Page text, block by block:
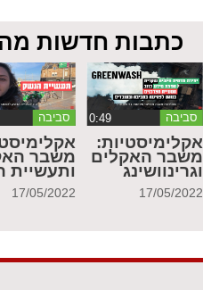
כתבות חדשות
סביבה
אקלימיסטיות:
משבר האקלים
וגרינוושינג
17/05/2022
סביבה
משבר
ותעשיית
17/05/2022